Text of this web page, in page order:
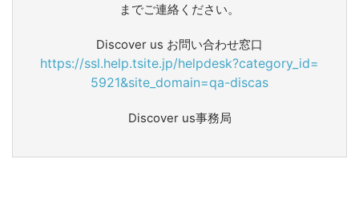
までご連絡ください。
Discover us お問い合わせ窓口
https://ssl.help.tsite.jp/helpdesk?category_id=
5921&site_domain=qa-discas
Discover us事務局